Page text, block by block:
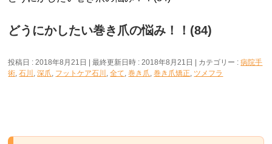
どうにかしたい巻き爪の悩み！！(84)
投稿日 : 2018年8月21日 最終更新日時 : 2018年8月21日 カテゴリー :病院手
術 ,石川 ,深爪 フットケア石川 ,全て ,巻き爪 ,巻き爪矯正 ツメフラ